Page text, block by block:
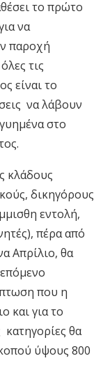
το πρώτο
να
παροχή
τις
είναι το
να λάβουν
στο
κλάδους
δικηγόρους
εντολή,
πέρα από
Απρίλιο, θα
που η
και για το
κατηγορίες θα
ύψους 800